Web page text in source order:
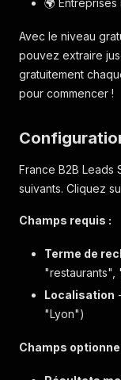
🌍
Avec le niveau
pouvez extraire
gratuitement
pour commencer !
France B2B
suivants. Cliquez
Champs requis :
Terme de
"restaurants",
Localisation
"Lyon")
Champs